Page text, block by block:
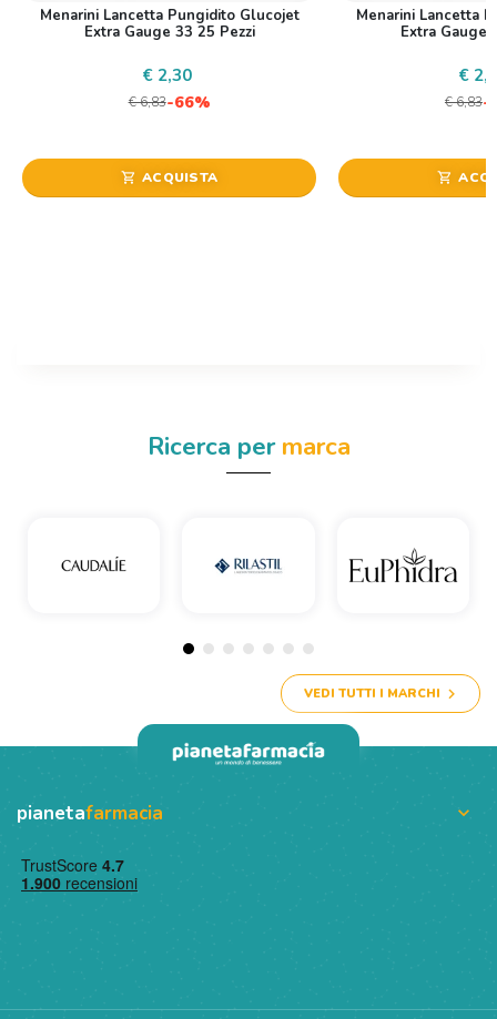
Menarini Lancetta Pungidito Glucojet
Extra Gauge 33 25 Pezzi
€ 2,30
€ 6,83-66%
shopping_cart ACQUISTA
Menarini Lancetta
Extra Gauge
€
€ 6,83-
shopping_cart
Ricerca permarca
VEDI TUTTI I MARCHI
pianetafarmacia 